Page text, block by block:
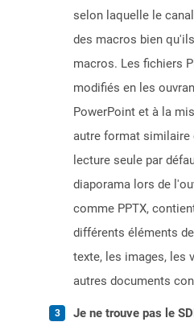
selon laquelle le
des macros bien
macros. Les fichiers
modifiés en les
PowerPoint et à la
autre format similaire
lecture seule par
diaporama lors de
comme PPTX,
différents éléments
texte, les images, les
autres documents
Je ne trouve pas le